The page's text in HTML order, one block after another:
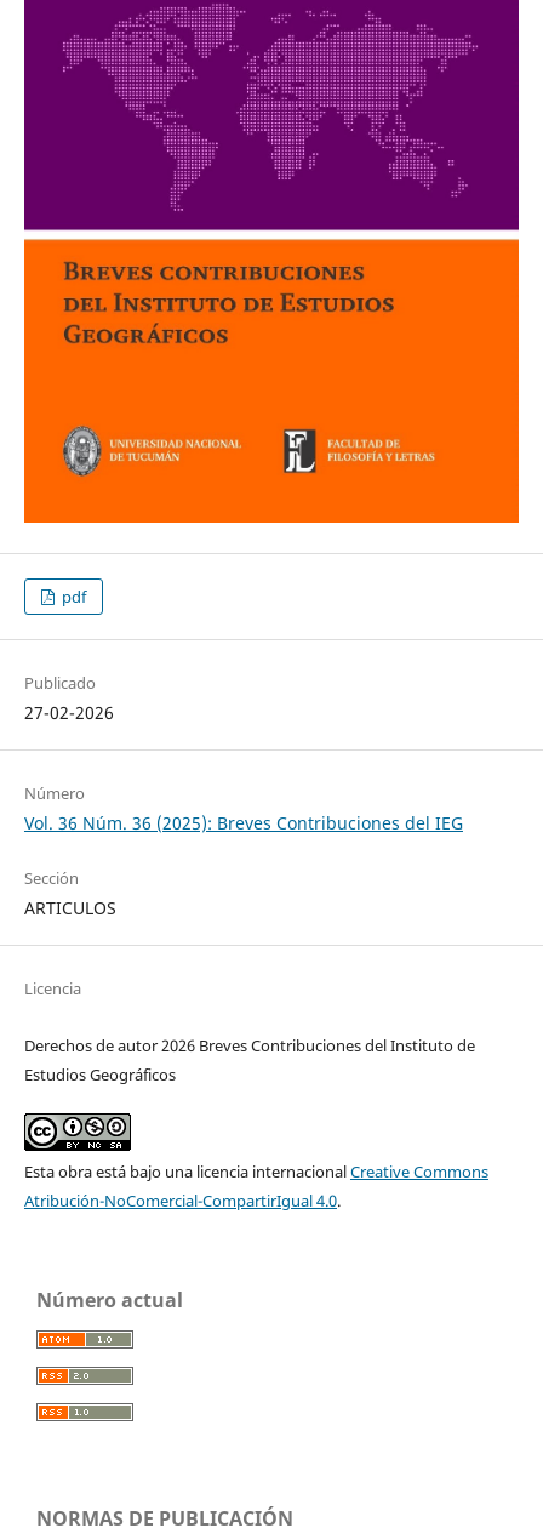
pdf
Publicado
27-02-2026
Número
Vol. 36 Núm. 36 (2025): Breves Contribuciones del IEG
Sección
ARTICULOS
Licencia
Derechos de autor 2026 Breves Contribuciones del Instituto de
Estudios Geográficos
Esta obra está bajo una licencia internacionalCreative Commons
Atribución-NoComercial-CompartirIgual 4.0.
Número actual
NORMAS DE PUBLICACIÓN